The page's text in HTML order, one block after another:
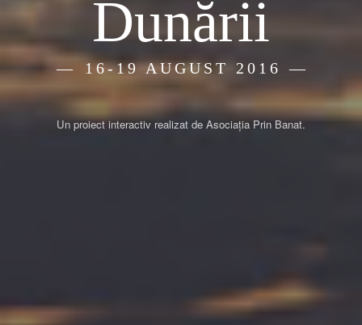
Dunării
16-19 AUGUST 2016
Un proiect interactiv realizat de Asociația Prin Banat.